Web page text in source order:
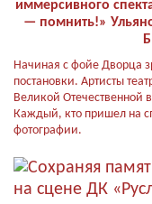
иммерсивного
— помнить!»
Начиная с фойе Дворца
постановки. Артисты
Великой Отечественной
Каждый, кто пришел на
фотографии.